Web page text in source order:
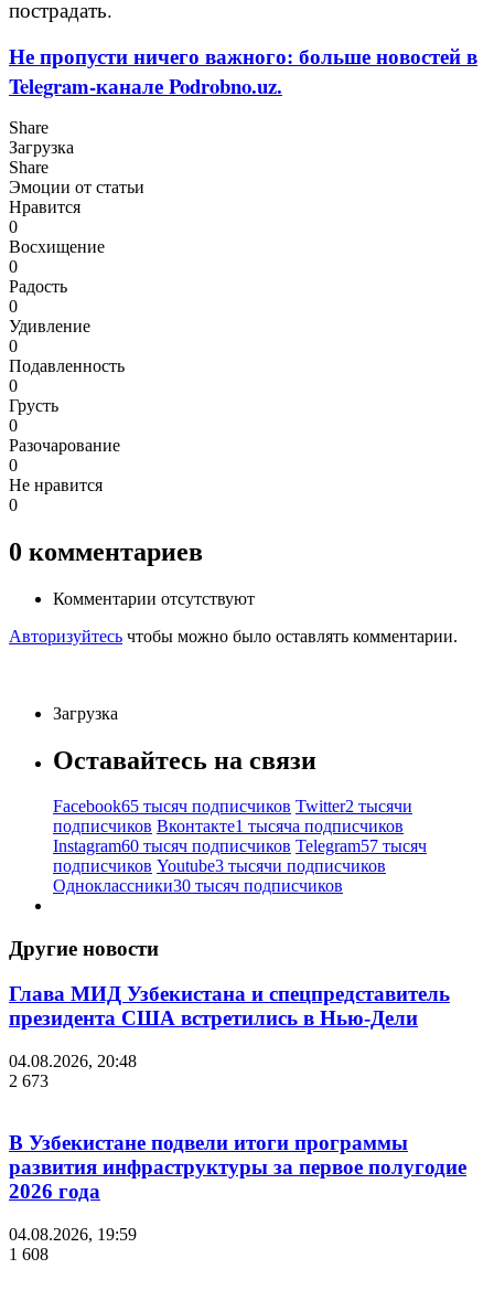
пострадать.
Не пропусти ничего важного: больше новостей в
Telegram-канале Podrobno.uz.
Share
Загрузка
Share
Эмоции от статьи
Нравится
0
Восхищение
0
Радость
0
Удивление
0
Подавленность
0
Грусть
0
Разочарование
0
Не нравится
0
0 комментариев
Комментарии отсутствуют
Авторизуйтесь чтобы можно было оставлять комментарии.
Загрузка
Оставайтесь на связи
Facebook65 тысяч подписчиков Twitter2 тысячи
подписчиков Вконтакте1 тысяча подписчиков
Instagram60 тысяч подписчиков Telegram57 тысяч
подписчиков Youtube3 тысячи подписчиков
Одноклассники30 тысяч подписчиков
Другие новости
Глава МИД Узбекистана и спецпредставитель
президента США встретились в Нью-Дели
04.08.2026, 20:48
2 673
В Узбекистане подвели итоги программы
развития инфраструктуры за первое полугодие
2026 года
04.08.2026, 19:59
1 608